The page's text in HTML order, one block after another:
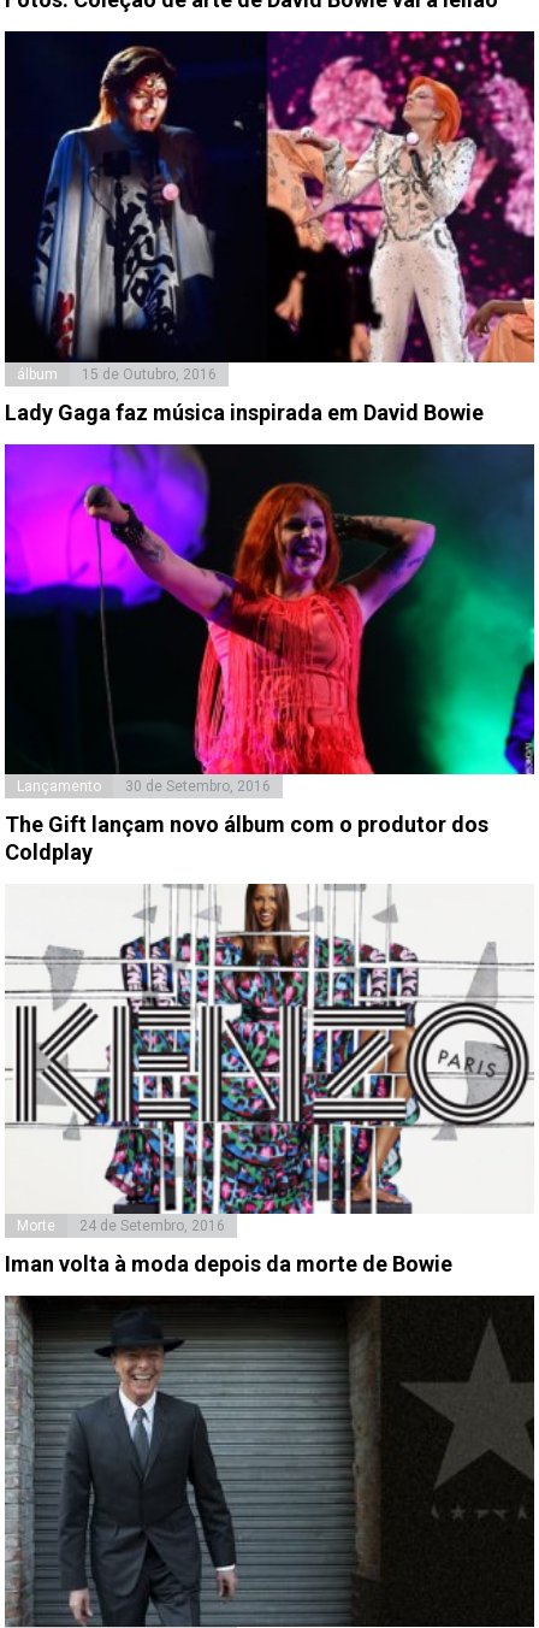
álbum 15 de Outubro, 2016
Lady Gaga faz música inspirada em David Bowie
Lançamento 30 de Setembro, 2016
The Gift lançam novo álbum com o produtor dos
Coldplay
Morte 24 de Setembro, 2016
Iman volta à moda depois da morte de Bowie